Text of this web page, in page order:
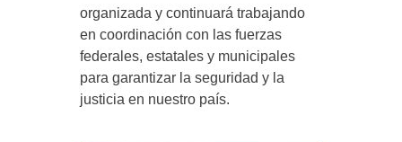
organizada y continuará trabajando
en coordinación con las fuerzas
federales, estatales y municipales
para garantizar la seguridad y la
justicia en nuestro país.